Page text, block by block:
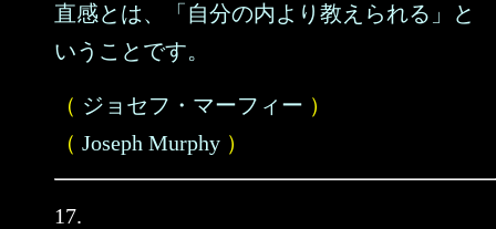
直感とは、「自分の内より教えられる」と
いうことです。
（ ジョセフ・マーフィー ）
（ Joseph Murphy ）
17.